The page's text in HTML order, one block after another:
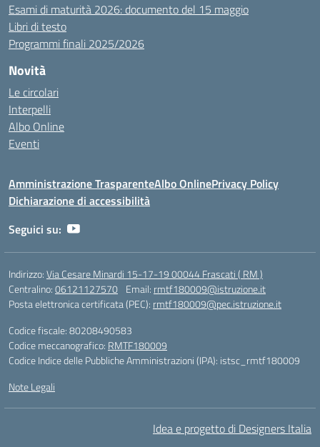
Esami di maturità 2026: documento del 15 maggio
Libri di testo
Programmi finali 2025/2026
Novità
Le circolari
Interpelli
Albo Online
Eventi
Amministrazione TrasparenteAlbo OnlinePrivacy Policy
Dichiarazione di accessibilità
Seguici su:
Indirizzo:Via Cesare Minardi 15-17-19 00044 Frascati ( RM )
Centralino:06121127570 Email: rmtf180009@istruzione.it
Posta elettronica certificata (PEC): rmtf180009@pec.istruzione.it
Codice fiscale: 80208490583
Codice meccanografico: RMTF180009
Codice Indice delle Pubbliche Amministrazioni (IPA): istsc_rmtf180009
Note Legali
Idea e progetto di Designers Italia